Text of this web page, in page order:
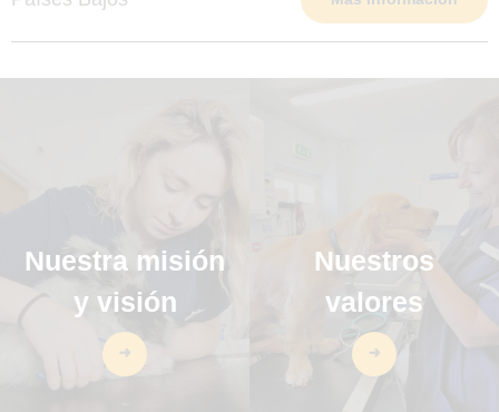
Nuestra misión
y visión
Nuestros
valores